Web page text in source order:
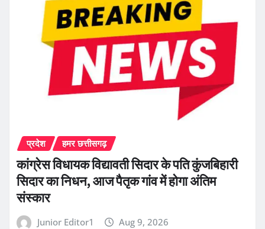
प्रदेश हमर छत्तीसगढ़
कांग्रेस विधायक विद्यावती सिदार के पति कुंजबिहारी
सिदार का निधन, आज पैतृक गांव में होगा अंतिम
संस्कार
Junior Editor1 Aug 9, 2026